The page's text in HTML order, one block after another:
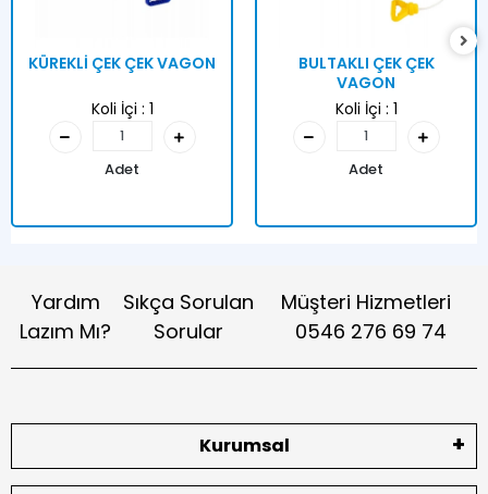
KÜREKLİ ÇEK ÇEK VAGON
Koli İçi : 1
Adet
BULTAKLI ÇEK ÇEK
VAGON
Koli İçi : 1
Adet
Yardım
Lazım Mı?
Sıkça Sorulan
Sorular
Müşteri Hizmetleri
0546 276 69 74
Kurumsal